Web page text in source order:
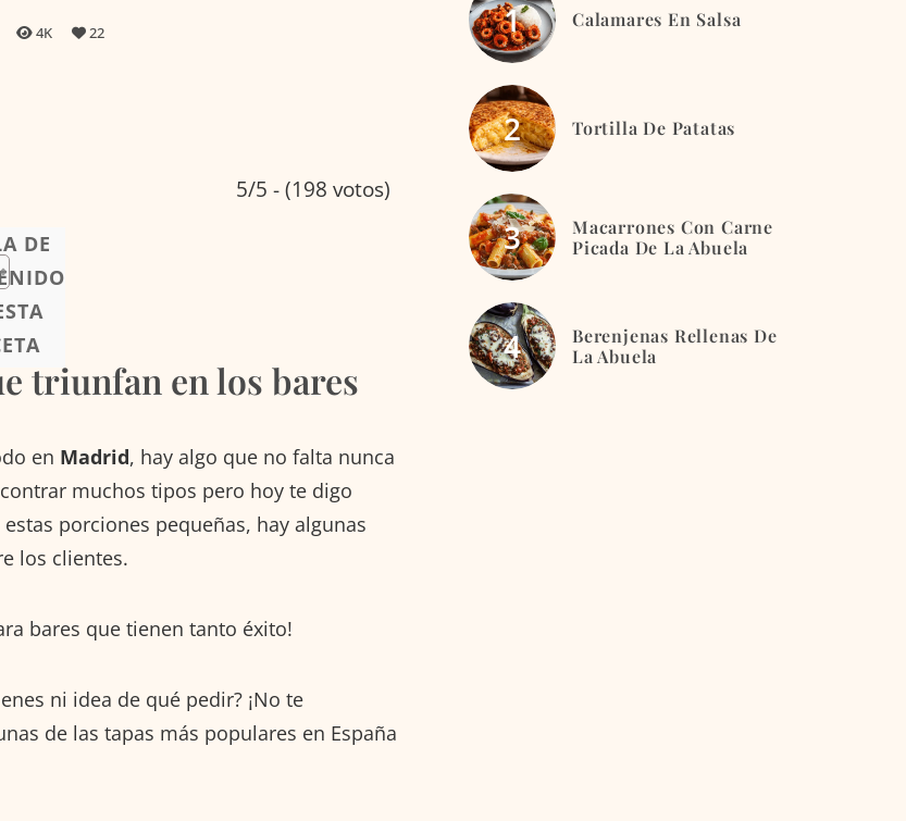
4K 22
5/5 - (198 votos)
DE
triunfan en los bares
en Madrid, hay algo que no falta nunca
muchos tipos pero hoy te digo
porciones pequeñas, hay algunas
los clientes.
bares que tienen tanto éxito!
ni idea de qué pedir? ¡No te
de las tapas más populares en España
Calamares En Salsa
Tortilla De Patatas
Macarrones Con Carne
Picada De La Abuela
Berenjenas Rellenas De
La Abuela